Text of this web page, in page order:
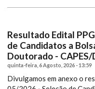
Resultado Edital
de Candidatos a
Doutorado -
quinta-feira, 6 Agosto, 2026 - 13:59
Divulgamos em anexo o